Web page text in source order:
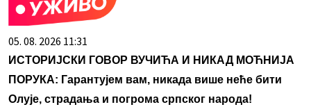
05. 08. 2026 11:31
ИСТОРИЈСКИ ГОВОР ВУЧИЋА И НИКАД МОЋНИЈА
ПОРУКА: Гарантујем вам, никада више неће бити
Олује, страдања и погрома српског народа!